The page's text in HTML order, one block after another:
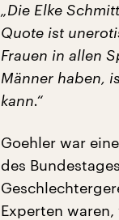
„Die Elke
Quote ist
Frauen in allen
Männer haben,
kann.“
Goehler war
des
Experten